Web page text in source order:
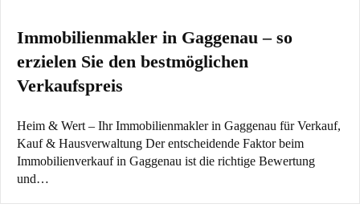
Immobilienmakler in Gaggenau – so
erzielen Sie den bestmöglichen
Verkaufspreis
Heim & Wert – Ihr Immobilienmakler in Gaggenau für Verkauf,
Kauf & Hausverwaltung Der entscheidende Faktor beim
Immobilienverkauf in Gaggenau ist die richtige Bewertung
und…